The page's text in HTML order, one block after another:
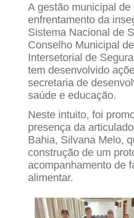
A gestão municipal
enfrentamento da
Sistema Nacional de
Conselho Municipal
Intersetorial de
tem desenvolvido
secretaria de
saúde e educação.
Neste intuito, foi
presença da
Bahia, Silvana Melo,
construção de um
acompanhamento de
alimentar.